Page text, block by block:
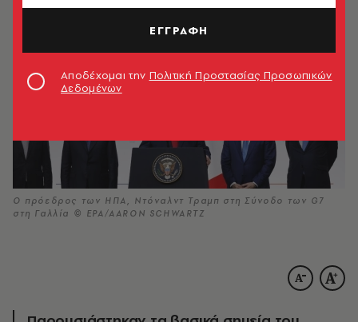
Ο πρόεδρος των ΗΠΑ, Ντόναλντ Τραμπ στη Σύνοδο των G7
στη Γαλλία © ΕΡΑ/AARON SCHWARTZ
ΕΓΓΡΑΦΗ
Αποδέχομαι την Πολιτική Προστασίας Προσωπικών
Δεδομένων